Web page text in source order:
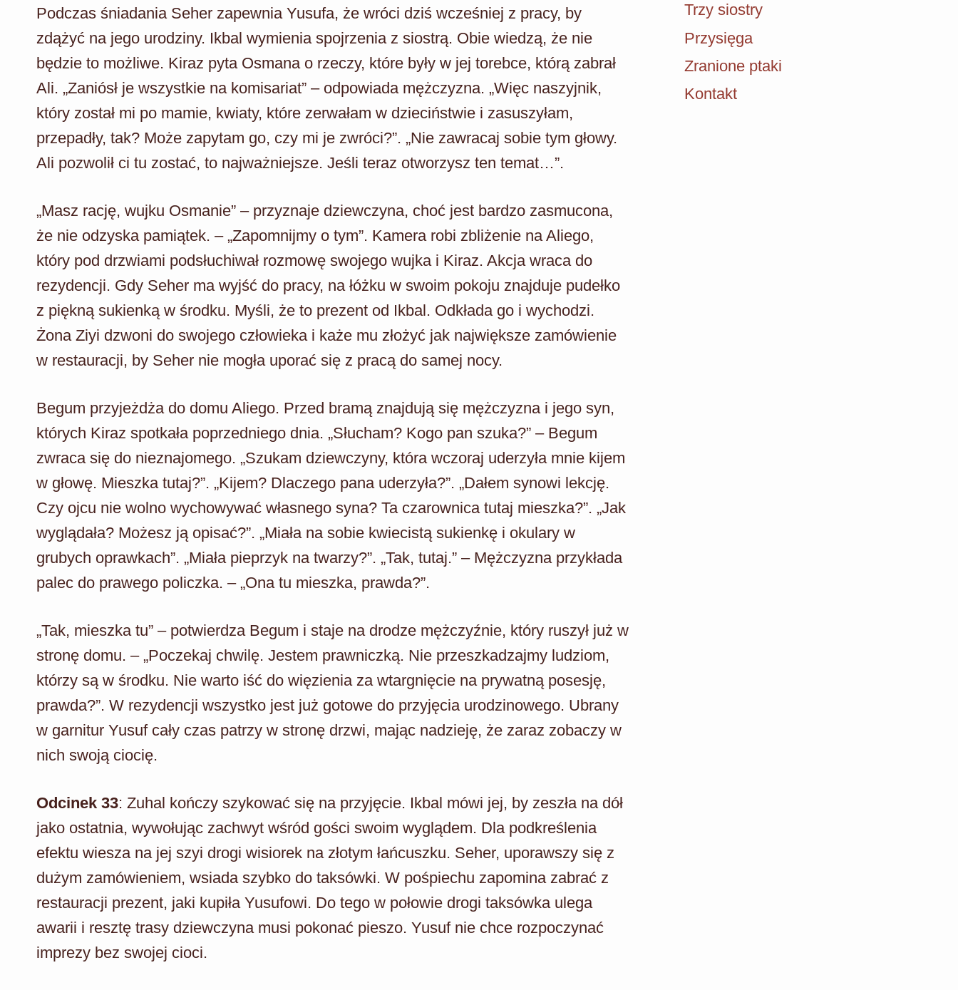
Podczas śniadania Seher zapewnia Yusufa, że wróci dziś wcześniej z pracy, by
zdążyć na jego urodziny. Ikbal wymienia spojrzenia z siostrą. Obie wiedzą, że nie
będzie to możliwe. Kiraz pyta Osmana o rzeczy, które były w jej torebce, którą zabrał
Ali. „Zaniósł je wszystkie na komisariat” – odpowiada mężczyzna. „Więc naszyjnik,
który został mi po mamie, kwiaty, które zerwałam w dzieciństwie i zasuszyłam,
przepadły, tak? Może zapytam go, czy mi je zwróci?”. „Nie zawracaj sobie tym głowy.
Ali pozwolił ci tu zostać, to najważniejsze. Jeśli teraz otworzysz ten temat…”.
„Masz rację, wujku Osmanie” – przyznaje dziewczyna, choć jest bardzo zasmucona,
że nie odzyska pamiątek. – „Zapomnijmy o tym”. Kamera robi zbliżenie na Aliego,
który pod drzwiami podsłuchiwał rozmowę swojego wujka i Kiraz. Akcja wraca do
rezydencji. Gdy Seher ma wyjść do pracy, na łóżku w swoim pokoju znajduje pudełko
z piękną sukienką w środku. Myśli, że to prezent od Ikbal. Odkłada go i wychodzi.
Żona Ziyi dzwoni do swojego człowieka i każe mu złożyć jak największe zamówienie
w restauracji, by Seher nie mogła uporać się z pracą do samej nocy.
Begum przyjeżdża do domu Aliego. Przed bramą znajdują się mężczyzna i jego syn,
których Kiraz spotkała poprzedniego dnia. „Słucham? Kogo pan szuka?” – Begum
zwraca się do nieznajomego. „Szukam dziewczyny, która wczoraj uderzyła mnie kijem
w głowę. Mieszka tutaj?”. „Kijem? Dlaczego pana uderzyła?”. „Dałem synowi lekcję.
Czy ojcu nie wolno wychowywać własnego syna? Ta czarownica tutaj mieszka?”. „Jak
wyglądała? Możesz ją opisać?”. „Miała na sobie kwiecistą sukienkę i okulary w
grubych oprawkach”. „Miała pieprzyk na twarzy?”. „Tak, tutaj.” – Mężczyzna przykłada
palec do prawego policzka. – „Ona tu mieszka, prawda?”.
„Tak, mieszka tu” – potwierdza Begum i staje na drodze mężczyźnie, który ruszył już w
stronę domu. – „Poczekaj chwilę. Jestem prawniczką. Nie przeszkadzajmy ludziom,
którzy są w środku. Nie warto iść do więzienia za wtargnięcie na prywatną posesję,
prawda?”. W rezydencji wszystko jest już gotowe do przyjęcia urodzinowego. Ubrany
w garnitur Yusuf cały czas patrzy w stronę drzwi, mając nadzieję, że zaraz zobaczy w
nich swoją ciocię.
Odcinek 33: Zuhal kończy szykować się na przyjęcie. Ikbal mówi jej, by zeszła na dół
jako ostatnia, wywołując zachwyt wśród gości swoim wyglądem. Dla podkreślenia
efektu wiesza na jej szyi drogi wisiorek na złotym łańcuszku. Seher, uporawszy się z
dużym zamówieniem, wsiada szybko do taksówki. W pośpiechu zapomina zabrać z
restauracji prezent, jaki kupiła Yusufowi. Do tego w połowie drogi taksówka ulega
awarii i resztę trasy dziewczyna musi pokonać pieszo. Yusuf nie chce rozpoczynać
imprezy bez swojej cioci.
Trzy siostry
Przysięga
Zranione ptaki
Kontakt